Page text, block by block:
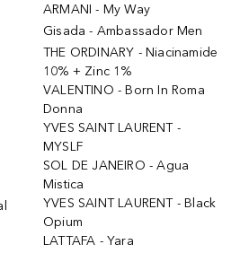
ARMANI - My Way
Gisada - Ambassador Men
THE ORDINARY - Niacinamide
10% + Zinc 1%
VALENTINO - Born In Roma
Donna
YVES SAINT LAURENT -
MYSLF
SOL DE JANEIRO - Agua
Mistica
YVES SAINT LAURENT - Black
Opium
LATTAFA - Yara